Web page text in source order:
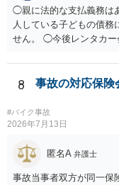
◯親に法的な支払義務は
人している子どもの債務
せん。 ◯今後レンタカー
低いでしょう。 ◯親で
権者に対してご自身は
8 事故の対応保険
#バイク事故
2026年7月13日
匿名A 弁護士
事故当事者双方が同一保